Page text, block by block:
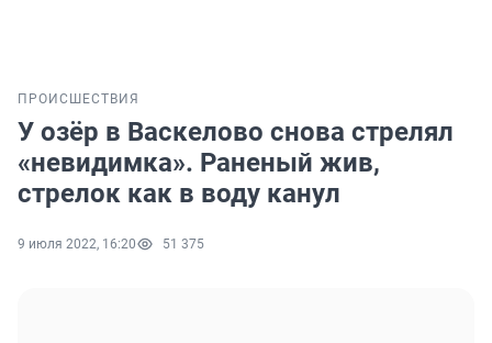
ПРОИСШЕСТВИЯ
У озёр в Васкелово снова стрелял
«невидимка». Раненый жив,
стрелок как в воду канул
9 июля 2022, 16:20 51 375